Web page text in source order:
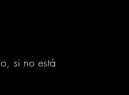
si no está